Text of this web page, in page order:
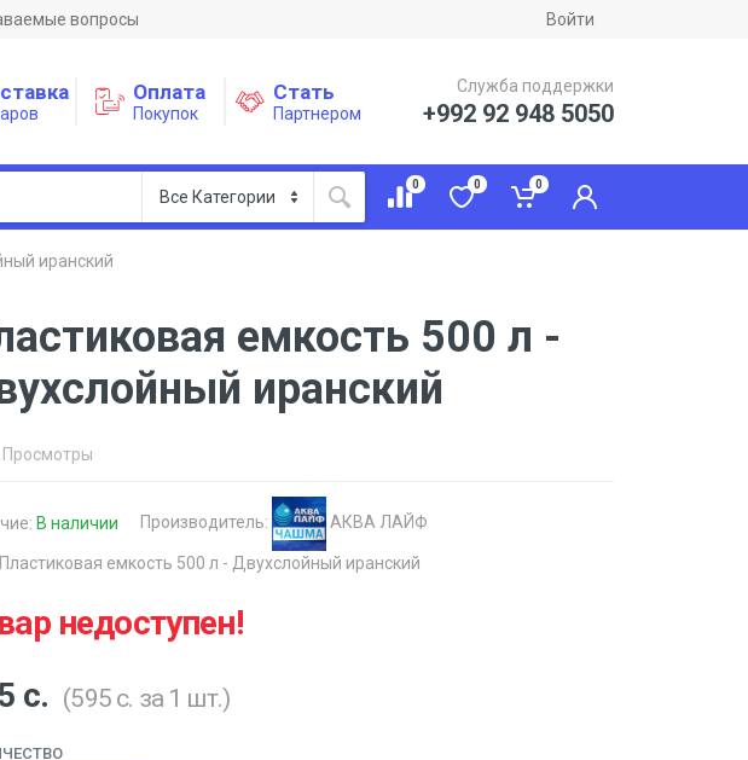
вопросы Войти
Оплата
Покупок
Стать
Партнером
Служба поддержки
+992 92 948 5050
0 0 0
иранский
емкость 500 л -
иранский
Просмотры
В наличии Производитель: АКВА ЛАЙФ
Пластиковая емкость 500 л - Двухслойный иранский
недоступен!
с. (595 с. за 1 шт.)